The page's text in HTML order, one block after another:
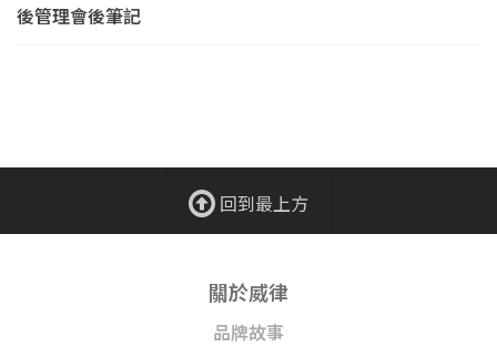
後管理會後筆記
回到最上方
關於威律
品牌故事